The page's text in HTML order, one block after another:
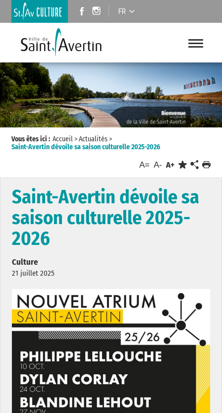
FR
Vous êtes ici : Accueil>Actualités>
Saint-Avertin dévoile sa saison culturelle 2025-2026
A= A- A+
Saint-Avertin dévoile sa
saison culturelle 2025-
2026
Culture
21 juillet 2025